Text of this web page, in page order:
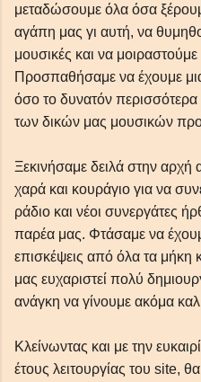
μεταδώσουμε όλα όσα
αγάπη μας γι αυτή, να
μουσικές και να μοιραστούμε
Προσπαθήσαμε να έχουμε
όσο το δυνατόν
των δικών μας μουσικών
Ξεκινήσαμε δειλά στην
χαρά και κουράγιο για να
ράδιο και νέοι συνεργάτες
παρέα μας. Φτάσαμε να
επισκέψεις από όλα τα μήκη
μας ευχαριστεί πολύ
ανάγκη να γίνουμε ακόμα
Κλείνωντας και με την
έτους λειτουργίας του site,